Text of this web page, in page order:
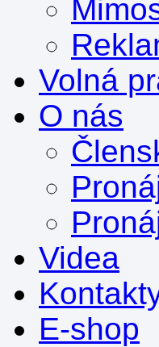
Volná
O nás
Videa
E-shop